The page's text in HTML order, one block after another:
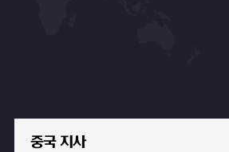
중국 지사